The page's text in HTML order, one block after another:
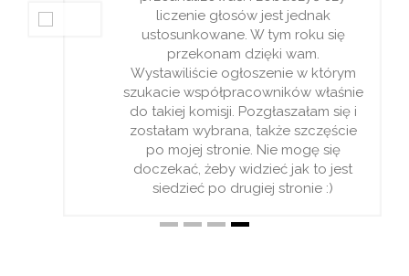
liczenie głosów jest jednak
ustosunkowane. W tym roku się
przekonam dzięki wam.
Wystawiliście ogłoszenie w którym
szukacie współpracowników właśnie
do takiej komisji. Pozgłaszałam się i
zostałam wybrana, także szczęście
po mojej stronie. Nie mogę się
doczekać, żeby widzieć jak to jest
siedzieć po drugiej stronie :)